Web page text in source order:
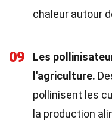
chaleur autour
09
Les
l'agriculture.
pollinisent les
la production